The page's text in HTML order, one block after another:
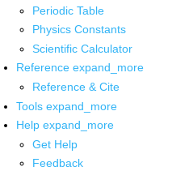
Periodic Table
Physics Constants
Scientific Calculator
Reference expand_more
Reference & Cite
Tools expand_more
Help expand_more
Get Help
Feedback